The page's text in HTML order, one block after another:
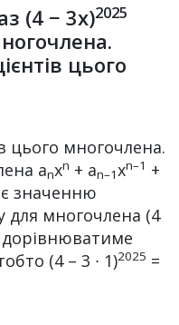
(4 − 3x)2025
цього
цього многочлена.
аnxn + an–1xn–1 +
значенню
для многочлена (4
дорівнюватиме
(4 – 3 ∙ 1)2025 =